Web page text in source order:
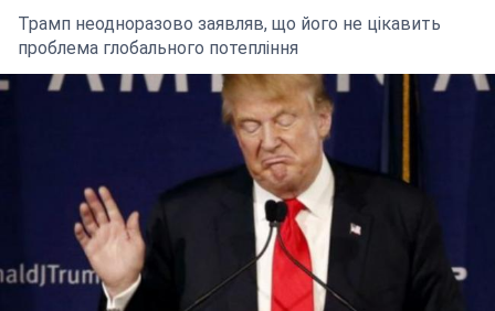
Трамп неодноразово заявляв, що його не цікавить
проблема глобального потепління